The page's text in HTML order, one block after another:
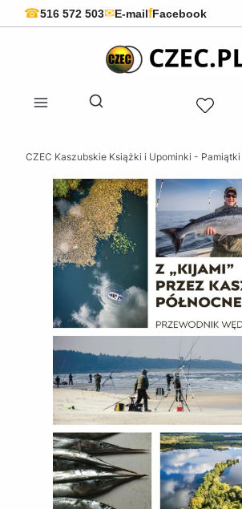
☎516 572 503✉E-mailfFacebook
Otwórz wyszukiwarkę
CZEC Kaszubskie Książki i Upominki -